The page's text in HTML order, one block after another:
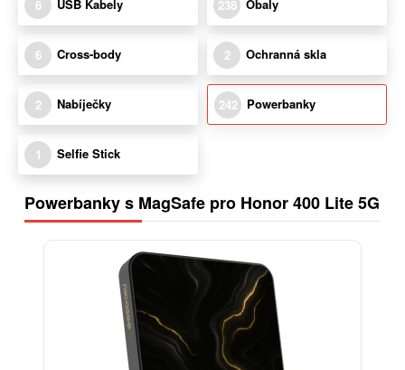
6 USB Kabely 238 Obaly
6 Cross-body 2 Ochranná skla
2 Nabíječky 242 Powerbanky
1 Selfie Stick
Powerbanky s MagSafe pro Honor 400 Lite 5G